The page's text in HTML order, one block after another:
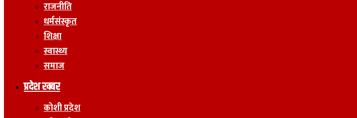
राजनीति
धर्मसंस्कृत
शिक्षा
स्वास्थ्य
समाज
प्रदेश खबर
कोशी प्रदेश